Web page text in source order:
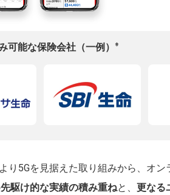
可能な保険会社（一例） ※
より5Gを見据えた取り組みから、オン
先駆け的な実績の積み重ねと、 更なる